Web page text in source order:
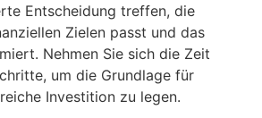
Entscheidung treffen, die
Zielen passt und das
Nehmen Sie sich die Zeit
um die Grundlage für
Investition zu legen.